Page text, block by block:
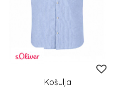
Košulja